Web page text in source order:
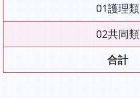
01護理類
02共同類
合計